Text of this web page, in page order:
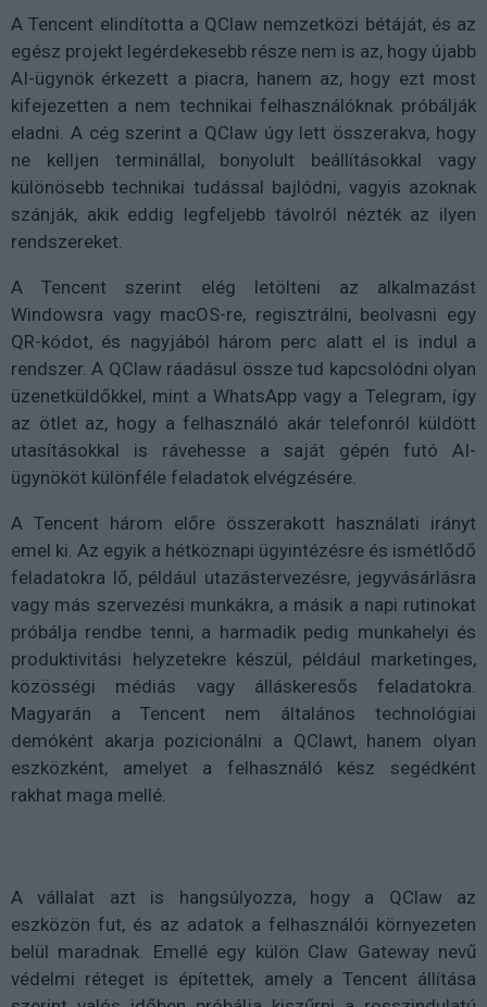
A Tencent elindította a QClaw nemzetközi bétáját, és az
egész projekt legérdekesebb része nem is az, hogy újabb
AI-ügynök érkezett a piacra, hanem az, hogy ezt most
kifejezetten a nem technikai felhasználóknak próbálják
eladni. A cég szerint a QClaw úgy lett összerakva, hogy
ne kelljen terminállal, bonyolult beállításokkal vagy
különösebb technikai tudással bajlódni, vagyis azoknak
szánják, akik eddig legfeljebb távolról nézték az ilyen
rendszereket.
A Tencent szerint elég letölteni az alkalmazást
Windowsra vagy macOS-re, regisztrálni, beolvasni egy
QR-kódot, és nagyjából három perc alatt el is indul a
rendszer. A QClaw ráadásul össze tud kapcsolódni olyan
üzenetküldőkkel, mint a WhatsApp vagy a Telegram, így
az ötlet az, hogy a felhasználó akár telefonról küldött
utasításokkal is rávehesse a saját gépén futó AI-
ügynököt különféle feladatok elvégzésére.
A Tencent három előre összerakott használati irányt
emel ki. Az egyik a hétköznapi ügyintézésre és ismétlődő
feladatokra lő, például utazástervezésre, jegyvásárlásra
vagy más szervezési munkákra, a másik a napi rutinokat
próbálja rendbe tenni, a harmadik pedig munkahelyi és
produktivitási helyzetekre készül, például marketinges,
közösségi médiás vagy álláskeresős feladatokra.
Magyarán a Tencent nem általános technológiai
demóként akarja pozicionálni a QClawt, hanem olyan
eszközként, amelyet a felhasználó kész segédként
rakhat maga mellé.
A vállalat azt is hangsúlyozza, hogy a QClaw az
eszközön fut, és az adatok a felhasználói környezeten
belül maradnak. Emellé egy külön Claw Gateway nevű
védelmi réteget is építettek, amely a Tencent állítása